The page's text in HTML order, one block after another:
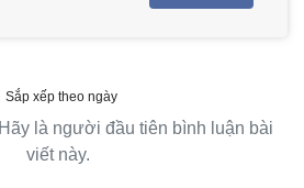
Sắp xếp theo ngày
là người đầu tiên bình luận bài
viết này.